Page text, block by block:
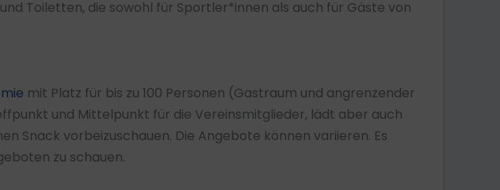
Toiletten, die sowohl für Sportler*innen als auch für Gäste von
mit Platz für bis zu 100 Personen (Gastraum und angrenzender
und Mittelpunkt für die Vereinsmitglieder, lädt aber auch
Snack vorbeizuschauen. Die Angebote können variieren. Es
zu schauen.